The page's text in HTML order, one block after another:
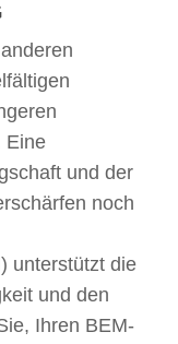
Eine
und der
noch
unterstützt die
und den
Ihren BEM-